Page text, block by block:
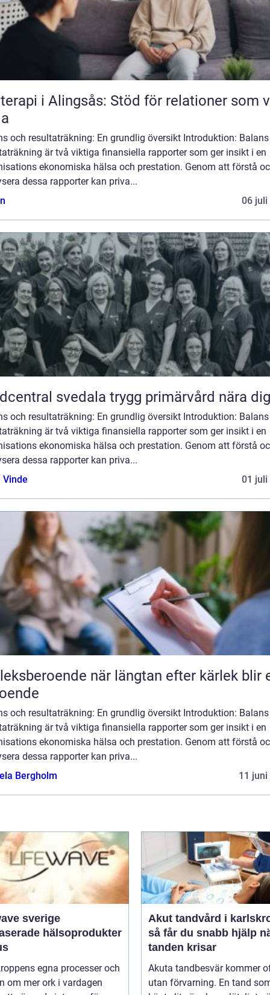
i Alingsås: Stöd för relationer som
och resultaträkning: En grundlig översikt Introduktion:
är två viktiga finansiella rapporter som ger insikt i en
ekonomiska hälsa och prestation. Genom att förstå
dessa rapporter kan priva...
06 juli
Vårdcentral svedala trygg primärvård nära dig
och resultaträkning: En grundlig översikt Introduktion:
är två viktiga finansiella rapporter som ger insikt i en
ekonomiska hälsa och prestation. Genom att förstå
dessa rapporter kan priva...
Vinde
01 juli
när längtan efter kärlek blir ett
och resultaträkning: En grundlig översikt Introduktion:
är två viktiga finansiella rapporter som ger insikt i en
ekonomiska hälsa och prestation. Genom att förstå
dessa rapporter kan priva...
Bergholm
11 juni
sverige
hälsoprodukter
egna processer och
om mer ork i vardagen
Akut tandvård i
så får du snabb hjälp
tanden krisar
Akuta tandbesvär kommer
utan förvarning. En tand